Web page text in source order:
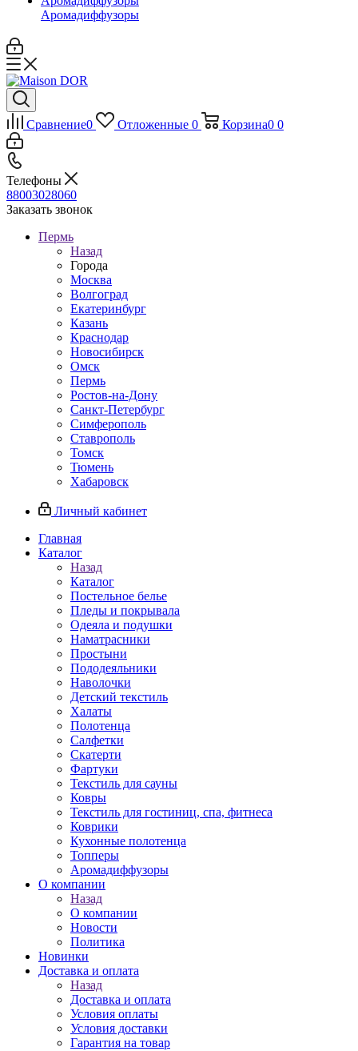
Аромадиффузоры
Сравнение0 Отложенные 0 Корзина0 0
Телефоны
88003028060
Заказать звонок
Пермь
Назад
Города
Москва
Волгоград
Екатеринбург
Казань
Краснодар
Новосибирск
Омск
Пермь
Ростов-на-Дону
Санкт-Петербург
Симферополь
Ставрополь
Томск
Тюмень
Хабаровск
Личный кабинет
Главная
Каталог
Назад
Каталог
Постельное белье
Пледы и покрывала
Одеяла и подушки
Наматрасники
Простыни
Пододеяльники
Наволочки
Детский текстиль
Халаты
Полотенца
Салфетки
Скатерти
Фартуки
Текстиль для сауны
Ковры
Текстиль для гостиниц, спа, фитнеса
Коврики
Кухонные полотенца
Топперы
Аромадиффузоры
О компании
Назад
О компании
Новости
Политика
Новинки
Доставка и оплата
Назад
Доставка и оплата
Условия оплаты
Условия доставки
Гарантия на товар